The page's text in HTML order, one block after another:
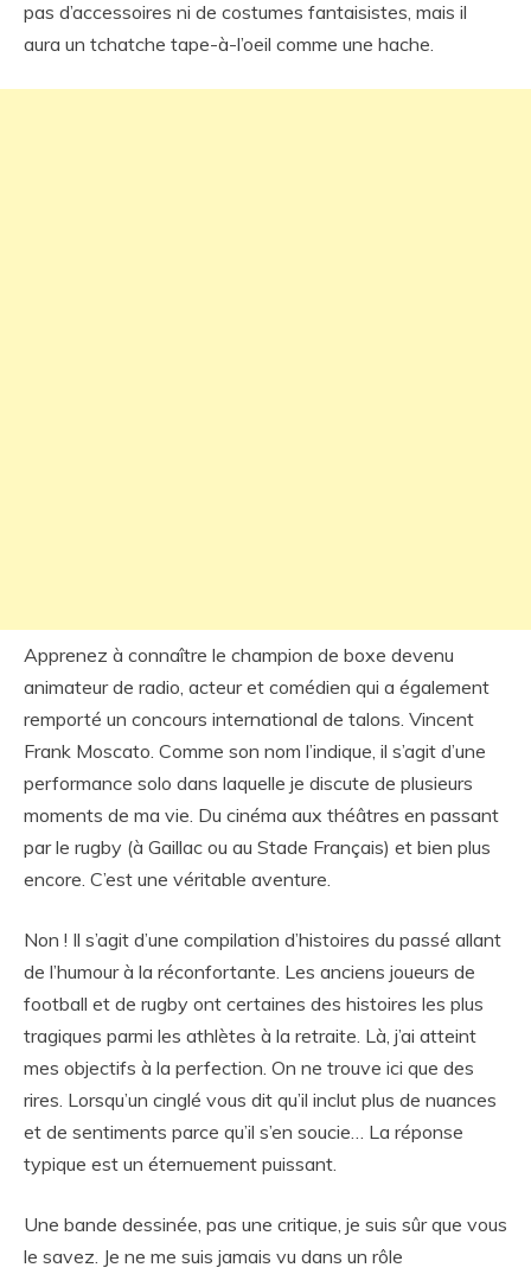
pas d’accessoires ni de costumes fantaisistes, mais il
aura un tchatche tape-à-l’oeil comme une hache.
Apprenez à connaître le champion de boxe devenu
animateur de radio, acteur et comédien qui a également
remporté un concours international de talons. Vincent
Frank Moscato. Comme son nom l’indique, il s’agit d’une
performance solo dans laquelle je discute de plusieurs
moments de ma vie. Du cinéma aux théâtres en passant
par le rugby (à Gaillac ou au Stade Français) et bien plus
encore. C’est une véritable aventure.
Non ! Il s’agit d’une compilation d’histoires du passé allant
de l’humour à la réconfortante. Les anciens joueurs de
football et de rugby ont certaines des histoires les plus
tragiques parmi les athlètes à la retraite. Là, j’ai atteint
mes objectifs à la perfection. On ne trouve ici que des
rires. Lorsqu’un cinglé vous dit qu’il inclut plus de nuances
et de sentiments parce qu’il s’en soucie… La réponse
typique est un éternuement puissant.
Une bande dessinée, pas une critique, je suis sûr que vous
le savez. Je ne me suis jamais vu dans un rôle